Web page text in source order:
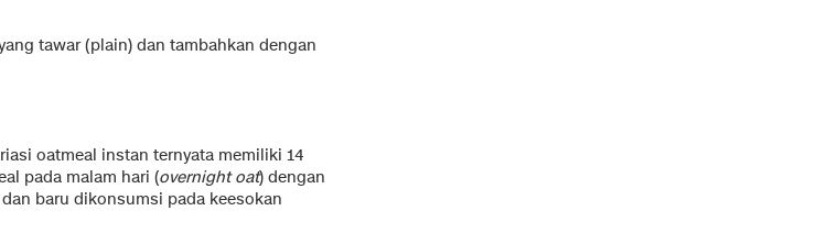
tawar (plain) dan tambahkan dengan
oatmeal instan ternyata memiliki 14
pada malam hari (overnight oat) dengan
baru dikonsumsi pada keesokan